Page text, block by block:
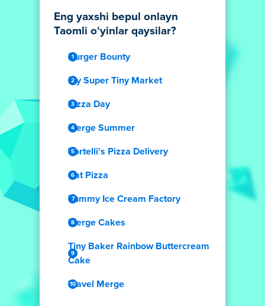
Eng yaxshi bepul onlayn
Taomli oʻyinlar qaysilar?
Burger Bounty
My Super Tiny Market
Pizza Day
Merge Summer
Vortelli's Pizza Delivery
Cat Pizza
Yummy Ice Cream Factory
Merge Cakes
Tiny Baker Rainbow Buttercream
Cake
Travel Merge